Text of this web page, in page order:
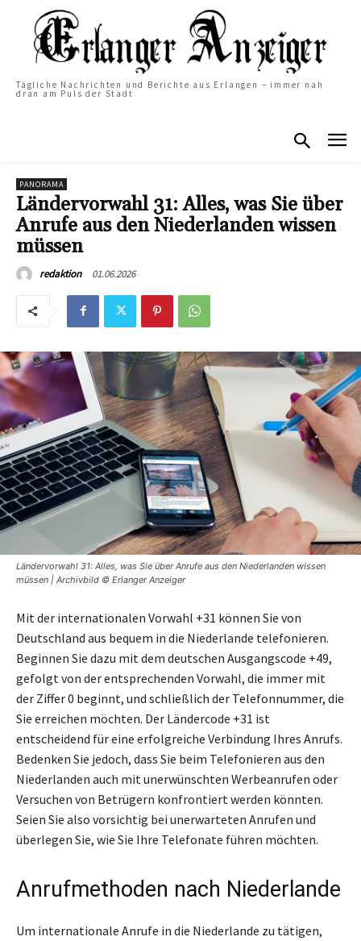
Tägliche Nachrichten und Berichte aus Erlangen – immer nah
dran am Puls der Stadt
PANORAMA
Ländervorwahl 31: Alles, was Sie über
Anrufe aus den Niederlanden wissen
müssen
redaktion 01.06.2026
Ländervorwahl 31: Alles, was Sie über Anrufe aus den Niederlanden wissen
müssen | Archivbild © Erlanger Anzeiger
Mit der internationalen Vorwahl +31 können Sie von
Deutschland aus bequem in die Niederlande telefonieren.
Beginnen Sie dazu mit dem deutschen Ausgangscode +49,
gefolgt von der entsprechenden Vorwahl, die immer mit
der Ziffer 0 beginnt, und schließlich der Telefonnummer, die
Sie erreichen möchten. Der Ländercode +31 ist
entscheidend für eine erfolgreiche Verbindung Ihres Anrufs.
Bedenken Sie jedoch, dass Sie beim Telefonieren aus den
Niederlanden auch mit unerwünschten Werbeanrufen oder
Versuchen von Betrügern konfrontiert werden könnten.
Seien Sie also vorsichtig bei unerwarteten Anrufen und
überlegen Sie, wie Sie Ihre Telefonate führen möchten.
Anrufmethoden nach Niederlande
Um internationale Anrufe in die Niederlande zu tätigen,